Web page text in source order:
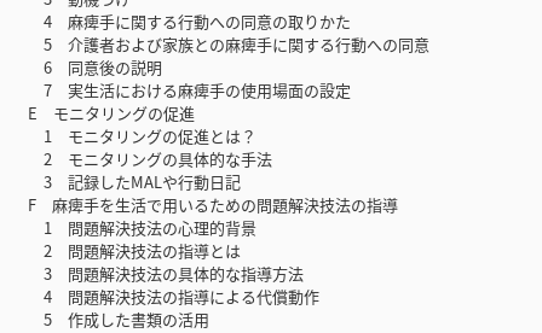
4 麻痺手に関する行動への同意の取りかた
5 介護者および家族との麻痺手に関する行動への同意
6 同意後の説明
7 実生活における麻痺手の使用場面の設定
E モニタリングの促進
1 モニタリングの促進とは？
2 モニタリングの具体的な手法
3 記録したMALや行動日記
F 麻痺手を生活で用いるための問題解決技法の指導
1 問題解決技法の心理的背景
2 問題解決技法の指導とは
3 問題解決技法の具体的な指導方法
4 問題解決技法の指導による代償動作
5 作成した書類の活用